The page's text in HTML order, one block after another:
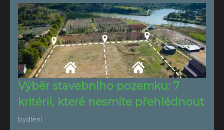
Výběr stavebního pozemku: 7
kritérií, které nesmíte přehlédnout
bydlení